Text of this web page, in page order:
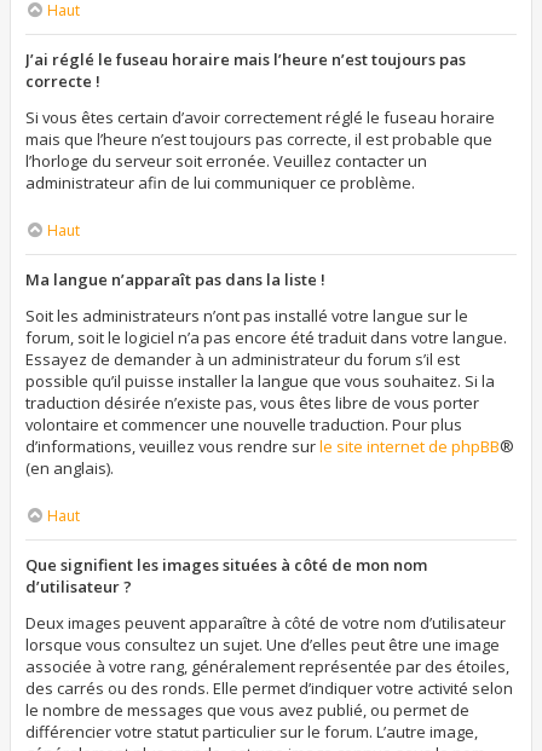
Haut
J’ai réglé le fuseau horaire mais l’heure n’est toujours pas
correcte !
Si vous êtes certain d’avoir correctement réglé le fuseau horaire
mais que l’heure n’est toujours pas correcte, il est probable que
l’horloge du serveur soit erronée. Veuillez contacter un
administrateur afin de lui communiquer ce problème.
Haut
Ma langue n’apparaît pas dans la liste !
Soit les administrateurs n’ont pas installé votre langue sur le
forum, soit le logiciel n’a pas encore été traduit dans votre langue.
Essayez de demander à un administrateur du forum s’il est
possible qu’il puisse installer la langue que vous souhaitez. Si la
traduction désirée n’existe pas, vous êtes libre de vous porter
volontaire et commencer une nouvelle traduction. Pour plus
d’informations, veuillez vous rendre surle site internet de phpBB®
(en anglais).
Haut
Que signifient les images situées à côté de mon nom
d’utilisateur ?
Deux images peuvent apparaître à côté de votre nom d’utilisateur
lorsque vous consultez un sujet. Une d’elles peut être une image
associée à votre rang, généralement représentée par des étoiles,
des carrés ou des ronds. Elle permet d’indiquer votre activité selon
le nombre de messages que vous avez publié, ou permet de
différencier votre statut particulier sur le forum. L’autre image,